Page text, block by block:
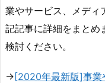
業やサービス、メディ
記記事に詳細をまとめ
検討ください。
→[2020年最新版]事業